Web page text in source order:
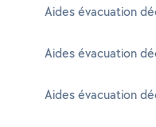
Aides évacuation
Aides évacuation
Aides évacuation